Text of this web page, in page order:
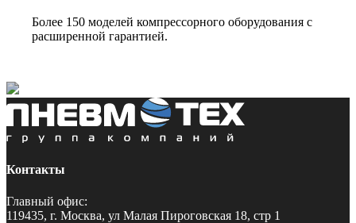
Более 150 моделей компрессорного оборудования с
расширенной гарантией.
Контакты
Главный офис:
119435, г. Москва, ул Малая Пироговская 18, стр 1